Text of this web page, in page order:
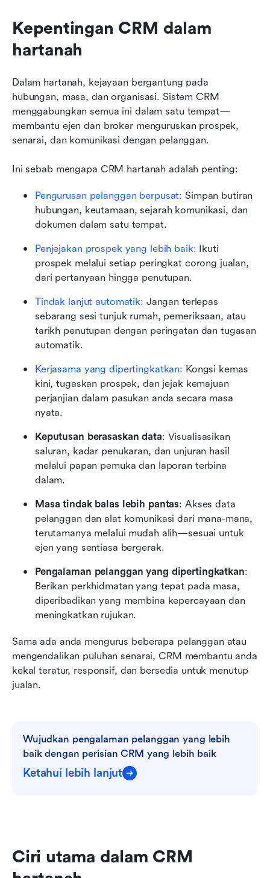
Kepentingan CRM dalam
hartanah
Dalam hartanah, kejayaan bergantung pada
hubungan, masa, dan organisasi. Sistem CRM
menggabungkan semua ini dalam satu tempat—
membantu ejen dan broker menguruskan prospek,
senarai, dan komunikasi dengan pelanggan.
Ini sebab mengapa CRM hartanah adalah penting:
Pengurusan pelanggan berpusat: Simpan butiran
hubungan, keutamaan, sejarah komunikasi, dan
dokumen dalam satu tempat.
Penjejakan prospek yang lebih baik: Ikuti
prospek melalui setiap peringkat corong jualan,
dari pertanyaan hingga penutupan.
Tindak lanjut automatik: Jangan terlepas
sebarang sesi tunjuk rumah, pemeriksaan, atau
tarikh penutupan dengan peringatan dan tugasan
automatik.
Kerjasama yang dipertingkatkan: Kongsi kemas
kini, tugaskan prospek, dan jejak kemajuan
perjanjian dalam pasukan anda secara masa
nyata.
Keputusan berasaskan data: Visualisasikan
saluran, kadar penukaran, dan unjuran hasil
melalui papan pemuka dan laporan terbina
dalam.
Masa tindak balas lebih pantas: Akses data
pelanggan dan alat komunikasi dari mana-mana,
terutamanya melalui mudah alih—sesuai untuk
ejen yang sentiasa bergerak.
Pengalaman pelanggan yang dipertingkatkan:
Berikan perkhidmatan yang tepat pada masa,
diperibadikan yang membina kepercayaan dan
meningkatkan rujukan.
Sama ada anda mengurus beberapa pelanggan atau
mengendalikan puluhan senarai, CRM membantu anda
kekal teratur, responsif, dan bersedia untuk menutup
jualan.
Wujudkan pengalaman pelanggan yang lebih
baik dengan perisian CRM yang lebih baik
Ketahui lebih lanjut
Ciri utama dalam CRM